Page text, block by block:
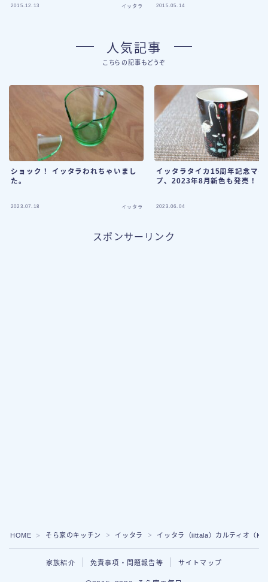
2015.12.13 イッタラ 2015.05.14
人気記事
こちらの記事もどうぞ
ショック！ イッタラわれちゃいまし
た。
2023.07.18 イッタラ
イッタラタイカ15周年記念マグ
プ、2023年8月新色も発売！
2023.06.04
スポンサーリンク
HOME ＞ そら家のキッチン ＞ イッタラ ＞ イッタラ（iittala）カルティオ（
家族紹介 免責事項・問題報告等 サイトマップ